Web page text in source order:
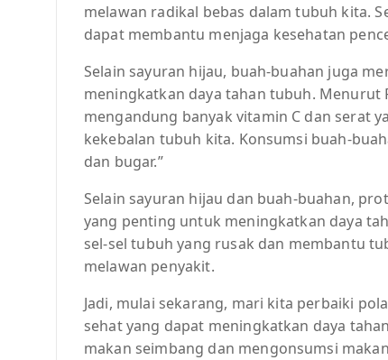
melawan radikal bebas dalam tubuh kita.
dapat membantu menjaga kesehatan
Selain sayuran hijau, buah-buahan juga
meningkatkan daya tahan tubuh. Menurut
mengandung banyak vitamin C dan serat
kekebalan tubuh kita. Konsumsi buah-
dan bugar.”
Selain sayuran hijau dan buah-buahan,
yang penting untuk meningkatkan daya
sel-sel tubuh yang rusak dan membantu
melawan penyakit.
Jadi, mulai sekarang, mari kita perbaiki
sehat yang dapat meningkatkan daya
makan seimbang dan mengonsumsi